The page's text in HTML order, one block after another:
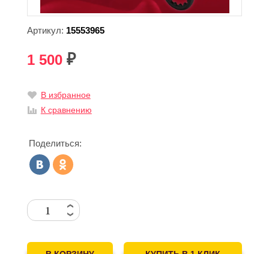
Артикул: 15553965
1 500 ₽
В избранное
К сравнению
Поделиться: